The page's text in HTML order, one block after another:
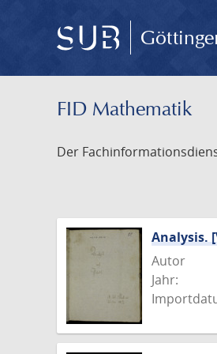
FID Mathematik
Der
Analysis.
Autor
Jahr: